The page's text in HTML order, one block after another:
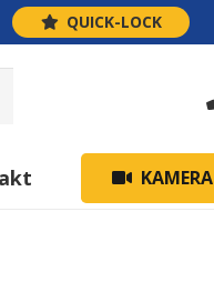
QUICK-LOCK
KAMERA